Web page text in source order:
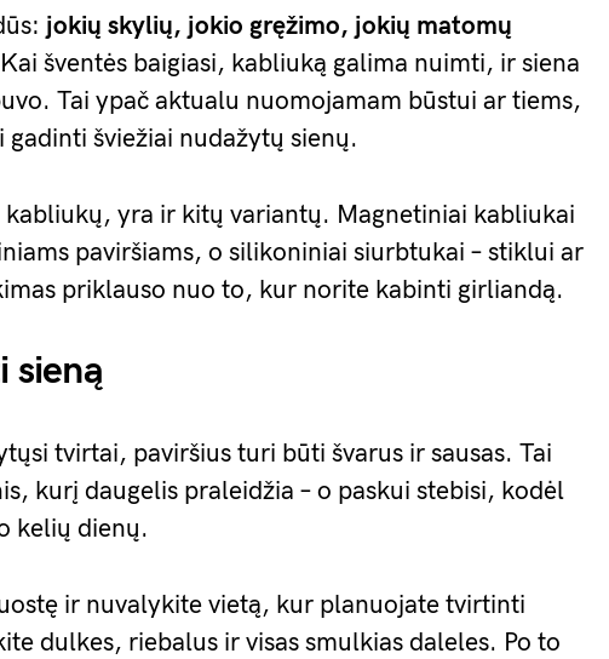
jokių skylių, jokio gręžimo, jokių matomų
šventės baigiasi, kabliuką galima nuimti, ir siena
Tai ypač aktualu nuomojamam būstui ar tiems,
šviežiai nudažytų sienų.
yra ir kitų variantų. Magnetiniai kabliukai
paviršiams, o silikoniniai siurbtukai – stiklui ar
priklauso nuo to, kur norite kabinti girliandą.
sieną
tvirtai, paviršius turi būti švarus ir sausas. Tai
kurį daugelis praleidžia – o paskui stebisi, kodėl
kelių dienų.
ir nuvalykite vietą, kur planuojate tvirtinti
dulkes, riebalus ir visas smulkias daleles. Po to